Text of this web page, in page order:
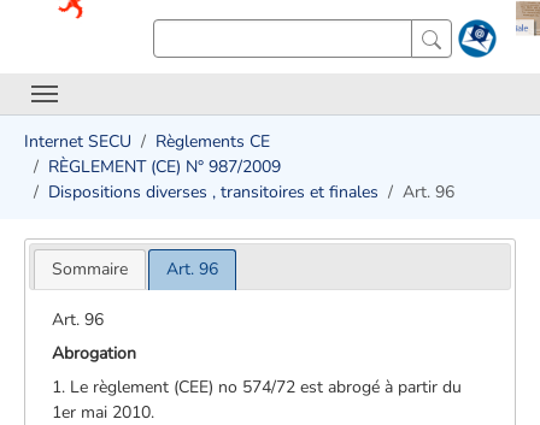
Internet SECU
Règlements CE
RÈGLEMENT (CE) N° 987/2009
Dispositions diverses , transitoires et finales
Art. 96
Sommaire Art. 96
Art. 96
Abrogation
1. Le règlement (CEE) no 574/72 est abrogé à partir du
1er mai 2010.